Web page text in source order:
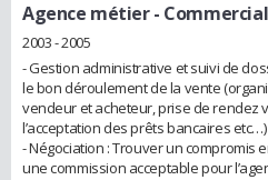
Agence métier- Commercial
2003 - 2005
- Gestion administrative et suivi de
le bon déroulement de la vente
vendeur et acheteur, prise de rendez
l’acceptation des prêts bancaires etc…)
- Négociation : Trouver un compromis
une commission acceptable pour